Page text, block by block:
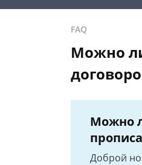
FAQ
Можно
Можно
Доброй